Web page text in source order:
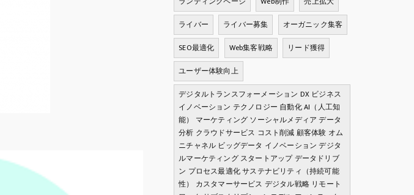
ライバー
ライバー募集
オーガニック集客
SEO最適化
Web集客戦略
リード獲得
ユーザー体験向上
デジタルトランスフォーメーション DX ビジネス
イノベーション テクノロジー 自動化 AI（人工知
能） マーケティング ソーシャルメディア データ
分析 クラウドサービス コスト削減 顧客体験 オム
ニチャネル ビッグデータ イノベーション デジタ
ルマーケティング スタートアップ データドリブ
ン プロセス最適化 サステナビリティ（持続可能
性） カスタマーサービス デジタル戦略 リモート